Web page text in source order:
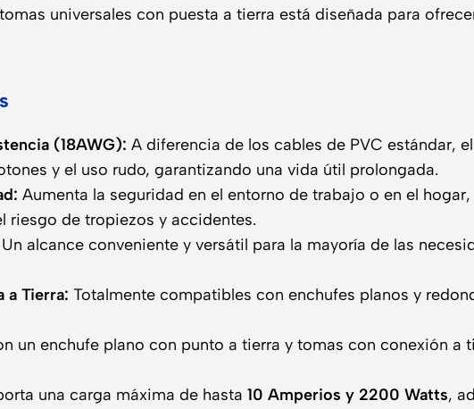
universales con puesta a tierra está diseñada para
(18AWG): A diferencia de los cables de PVC estándar,
y el uso rudo, garantizando una vida útil prolongada.
Aumenta la seguridad en el entorno de trabajo o en el
riesgo de tropiezos y accidentes.
Un alcance conveniente y versátil para la mayoría de las
a Tierra: Totalmente compatibles con enchufes planos y
un enchufe plano con punto a tierra y tomas con conexión
una carga máxima de hasta 10 Amperios y 2200 Watts,